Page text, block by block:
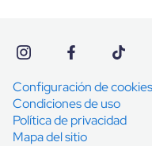
Configuración de cookies
Condiciones de uso
Política de privacidad
Mapa del sitio